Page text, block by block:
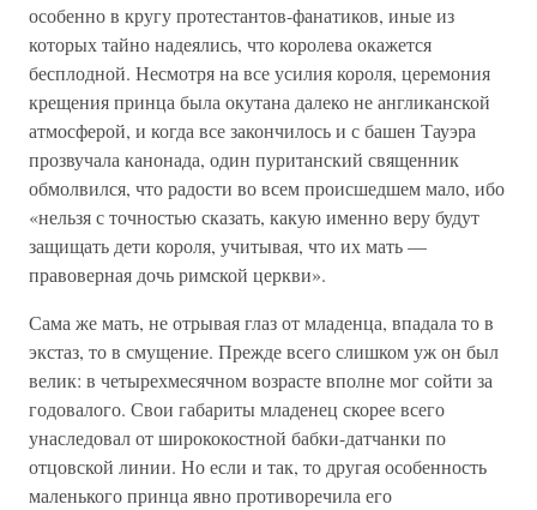
особенно в кругу протестантов-фанатиков, иные из
которых тайно надеялись, что королева окажется
бесплодной. Несмотря на все усилия короля, церемония
крещения принца была окутана далеко не англиканской
атмосферой, и когда все закончилось и с башен Тауэра
прозвучала канонада, один пуританский священник
обмолвился, что радости во всем происшедшем мало, ибо
«нельзя с точностью сказать, какую именно веру будут
защищать дети короля, учитывая, что их мать —
правоверная дочь римской церкви».
Сама же мать, не отрывая глаз от младенца, впадала то в
экстаз, то в смущение. Прежде всего слишком уж он был
велик: в четырехмесячном возрасте вполне мог сойти за
годовалого. Свои габариты младенец скорее всего
унаследовал от ширококостной бабки-датчанки по
отцовской линии. Но если и так, то другая особенность
маленького принца явно противоречила его